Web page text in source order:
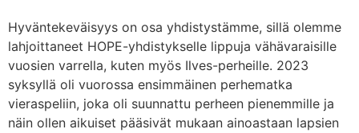
Hyväntekeväisyys on osa yhdistystämme, sillä olemme
lahjoittaneet HOPE-yhdistykselle lippuja vähävaraisille
vuosien varrella, kuten myös Ilves-perheille. 2023
syksyllä oli vuorossa ensimmäinen perhematka
vieraspeliin, joka oli suunnattu perheen pienemmille ja
näin ollen aikuiset pääsivät mukaan ainoastaan lapsien